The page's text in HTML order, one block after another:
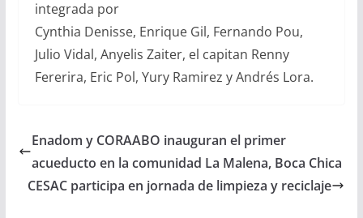
integrada por
Cynthia Denisse, Enrique Gil, Fernando Pou,
Julio Vidal, Anyelis Zaiter, el capitan Renny
Fererira, Eric Pol, Yury Ramirez y Andrés Lora.
Enadom y CORAABO inauguran el primer
acueducto en la comunidad La Malena, Boca Chica
CESAC participa en jornada de limpieza y reciclaje